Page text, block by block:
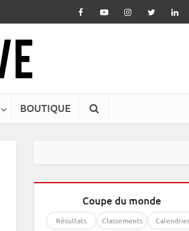
BOUTIQUE
Coupe du monde
Résultats Classements